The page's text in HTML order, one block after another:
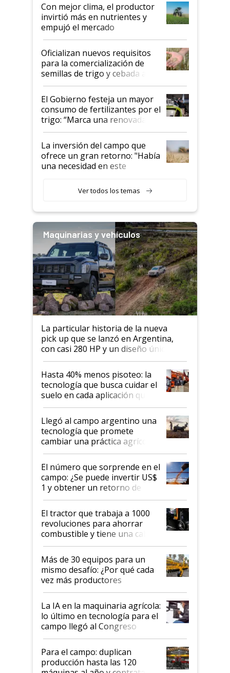
Con mejor clima, el productor
invirtió más en nutrientes y
empujó el mercado
Oficializan nuevos requisitos
para la comercialización de
semillas de trigo y cebada a
granel
El Gobierno festeja un mayor
consumo de fertilizantes por el
trigo: “Marca una renovada
confianza de los productores”
La inversión del campo que
ofrece un gran retorno: "Había
una necesidad en este
Ver todos los temas
Maquinarias y vehículos
La particular historia de la nueva
pick up que se lanzó en Argentina,
con casi 280 HP y un diseño único: a
cuánto se vende
Hasta 40% menos pisoteo: la
tecnología que busca cuidar el
suelo en cada aplicación que
llevó Jacto al Congreso
Aapresid 2026
Llegó al campo argentino una
tecnología que promete
cambiar una práctica agrícola
clave: ¿Y si analizar el suelo
fuera tan simple como apretar
un botón?
El número que sorprende en el
campo: ¿Se puede invertir US$
1 y obtener un retorno de
hasta US$ 10 en agricultura?
El tractor que trabaja a 1000
revoluciones para ahorrar
combustible y tiene una cabina
que parece una computadora:
lo último en el mundo,
disponible en Argentina
Más de 30 equipos para un
mismo desafío: ¿Por qué cada
vez más productores
incorporan fertilizante bajo
tierra?
La IA en la maquinaria agrícola:
lo último en tecnología para el
campo llegó al Congreso
Aapresid 2026
Para el campo: duplican
producción hasta las 120